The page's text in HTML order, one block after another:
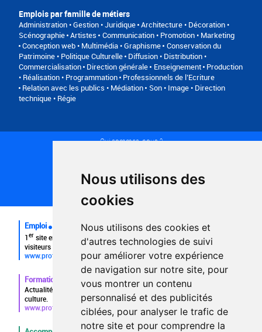
Nous utilisons des
cookies
Nous utilisons des cookies et
d'autres technologies de suivi
pour améliorer votre expérience
de navigation sur notre site, pour
vous montrer un contenu
personnalisé et des publicités
ciblées, pour analyser le trafic de
notre site et pour comprendre la
Emplois par famille de métiers
Administration • Gestion • Juridique Architecture • Décoration •
Scénographie Artistes
Communication • Promotion • Marketing
Conception web • Multimédia • Graphisme Conservation du
Patrimoine • Politique Culturelle Diffusion • Distribution •
Commercialisation Direction générale Enseignement Production
• Réalisation • Programmation Professionnels de l’Ecriture
Relation avec les publics • Médiation
Son • Image • Direction
technique • Régie
Qui sommes-nous ?
Plan du site
FAQ recruteurs
FAQ
Emploi
1er site emploi du secteur culturel 784.000 visites et 230.000
visiteurs uniques par mois.
www.profilculture.com
Formation
Actualités, guide et annuaire des formations aux métiers de la
culture.
www.profilculture-formation.com